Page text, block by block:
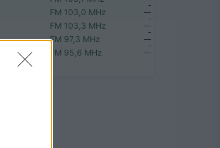
FM 103,0 MHz
FM 103,3 MHz
FM 97,3 MHz
FM 95,6 MHz